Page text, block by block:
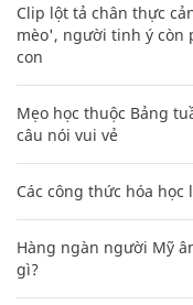
Clip lột tả chân thực
mèo', người tinh ý còn
con
Mẹo học thuộc Bảng
câu nói vui vẻ
Các công thức hóa
Hàng ngàn người Mỹ
gì?